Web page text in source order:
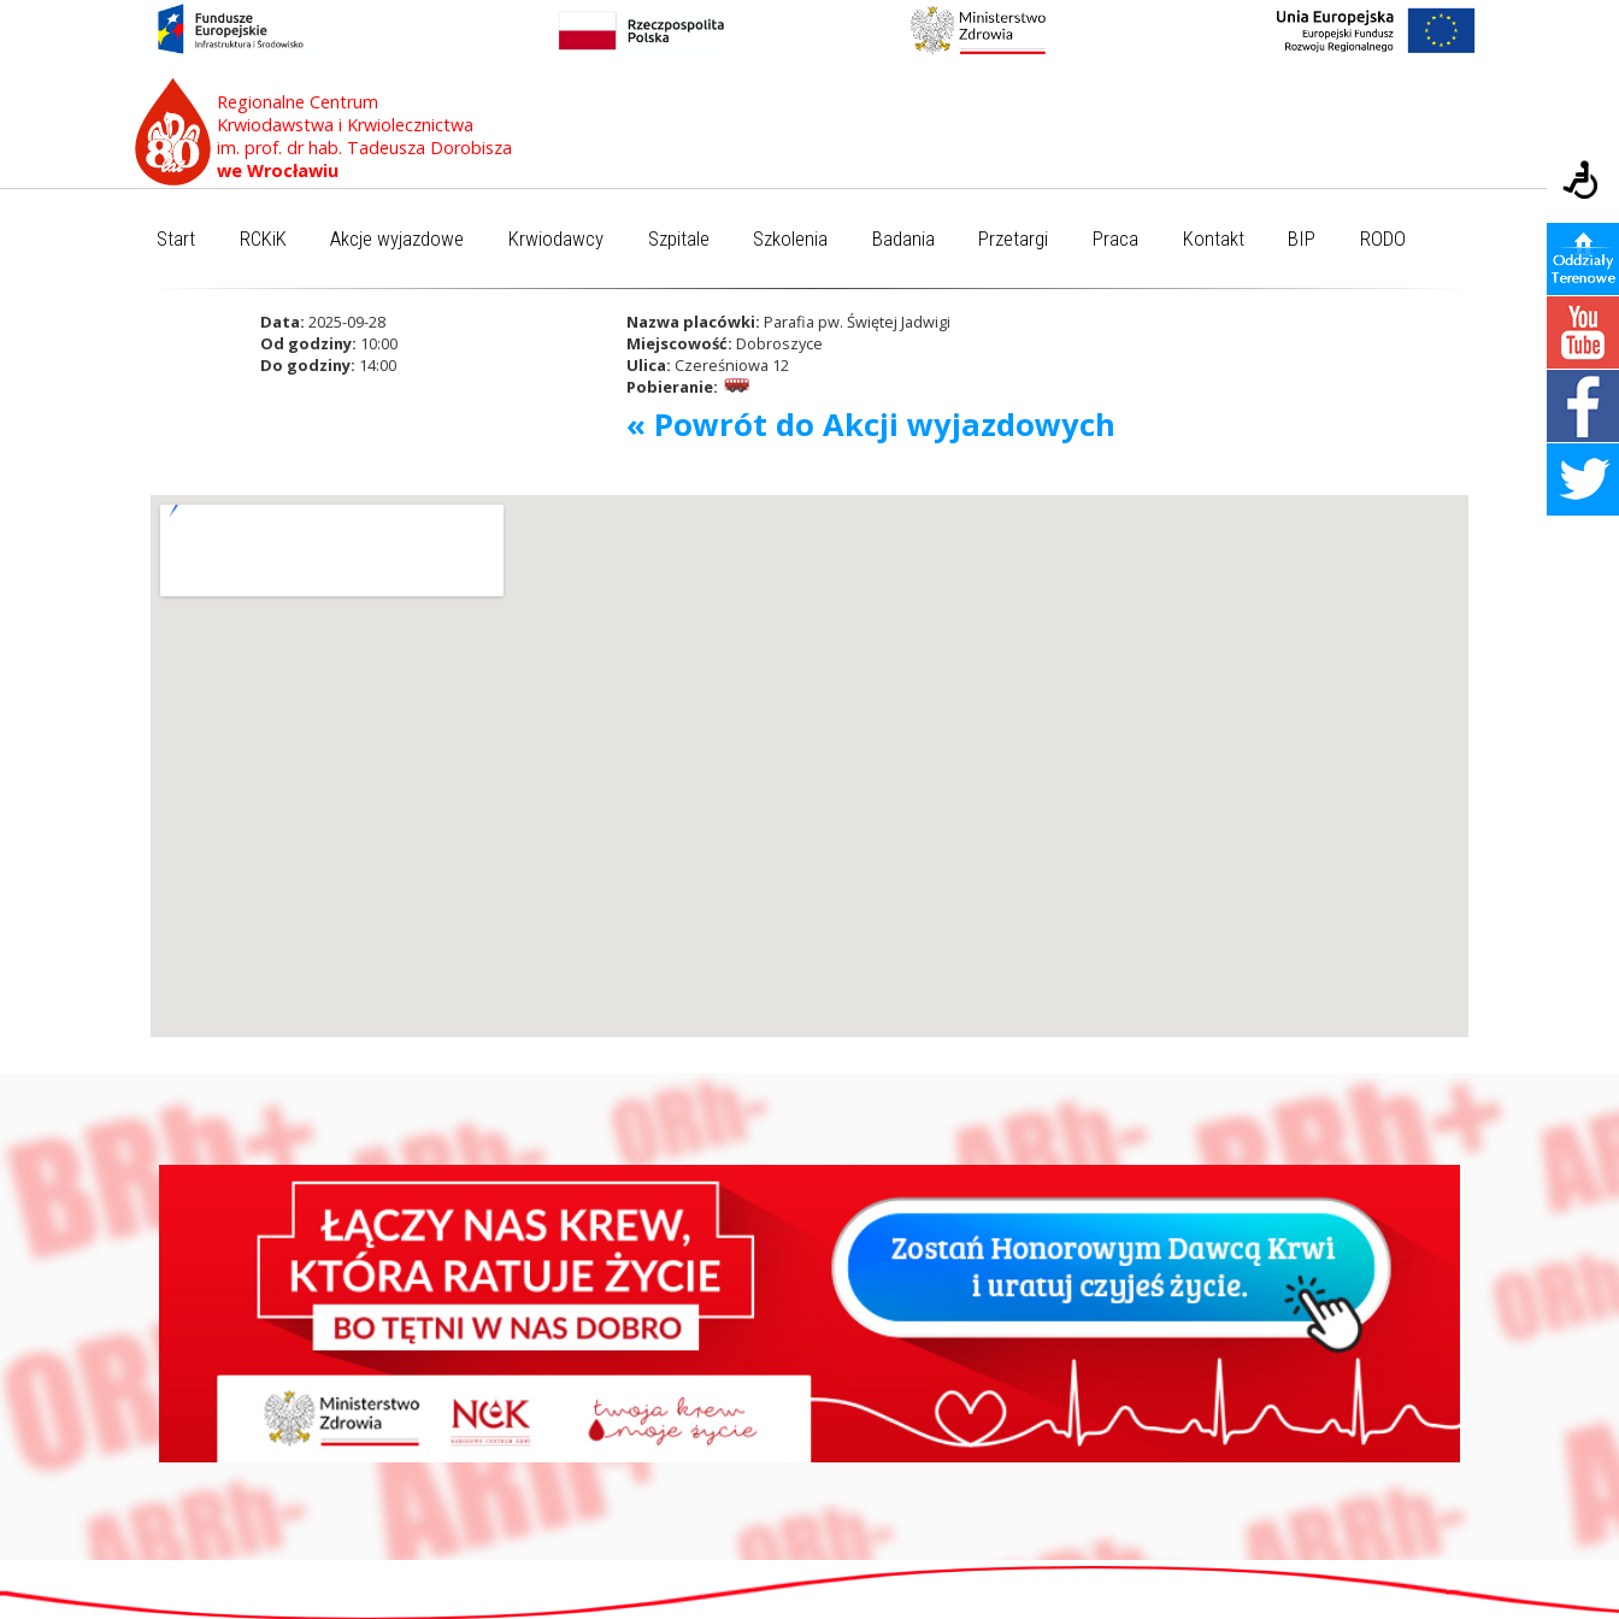
Regionalne Centrum
Krwiodawstwa i Krwiolecznictwa
im. prof. dr hab. Tadeusza Dorobisza
we Wrocławiu
Start RCKiK Akcje wyjazdowe Krwiodawcy Szpitale Szkolenia Badania Przetargi Praca Kontakt BIP RODO
Data: 2025-09-28
Od godziny: 10:00
Do godziny: 14:00
Nazwa placówki: Parafia pw. Świętej Jadwigi
Miejscowość: Dobroszyce
Ulica: Czereśniowa 12
Pobieranie:
« Powrót do Akcji wyjazdowych